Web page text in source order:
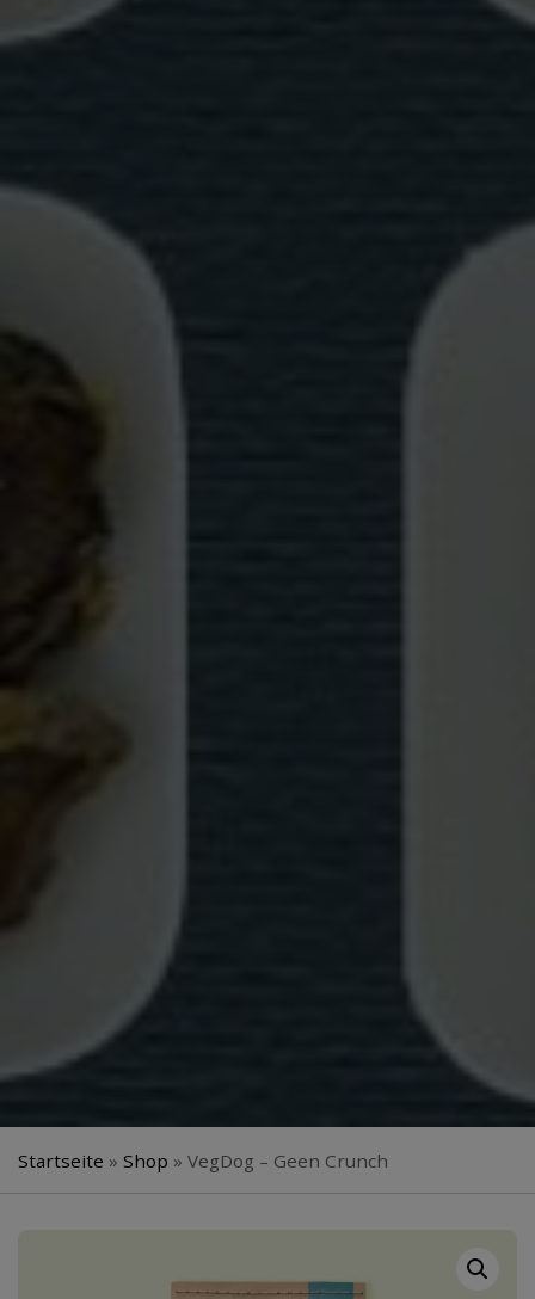
Startseite » Shop » VegDog – Geen Crunch